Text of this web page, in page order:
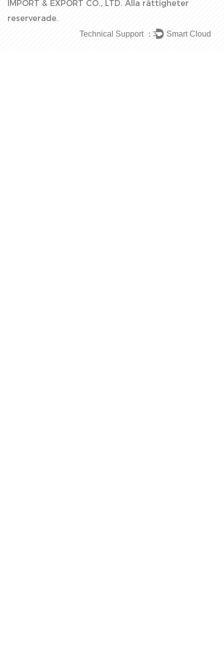
IMPORT & EXPORT CO., LTD. Alla rättigheter
reserverade.
Technical Support ： Smart Cloud